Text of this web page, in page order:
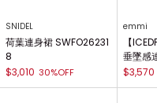
SNIDEL
荷葉連身裙 SWFO26231
8
$3,010 30%OFF
emmi
【
垂墜感
$3,570